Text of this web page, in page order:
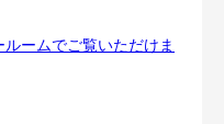
ームでご覧いただけま